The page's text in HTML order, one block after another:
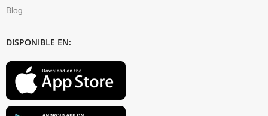
Blog
DISPONIBLE EN: